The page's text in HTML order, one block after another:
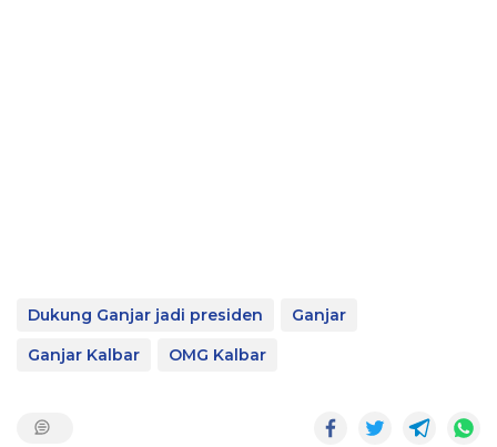
Dukung Ganjar jadi presiden
Ganjar
Ganjar Kalbar
OMG Kalbar